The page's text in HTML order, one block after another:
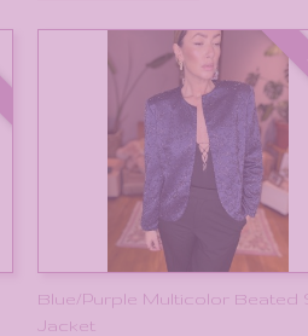
Blue/Purple Multicolor Beated
Jacket